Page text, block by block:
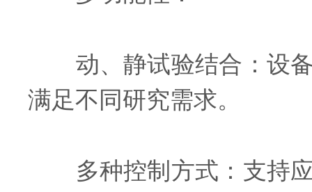
动、静试验结合：设备
满足不同研究需求。
多种控制方式：支持应